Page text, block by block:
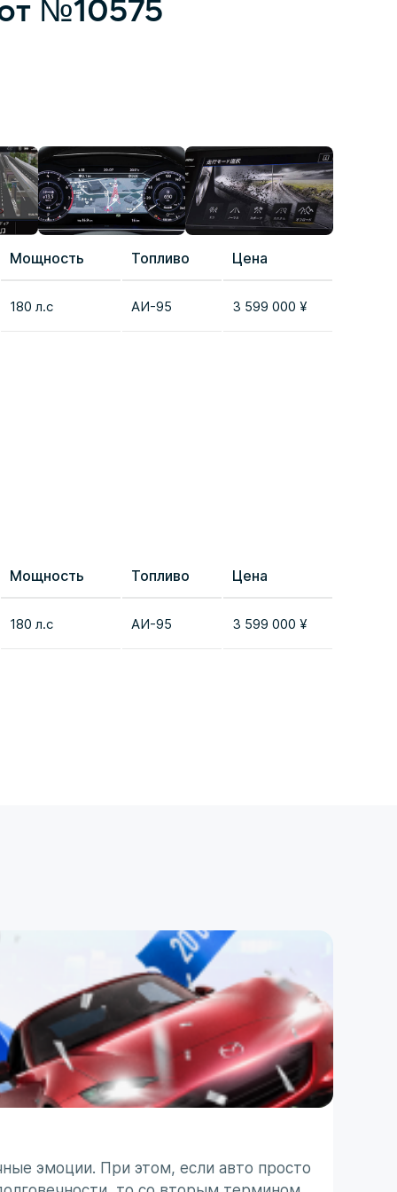
№10575
Мощность Топливо Цена
180 л.с AИ-95 3 599 000 ¥
Мощность Топливо Цена
180 л.с AИ-95 3 599 000 ¥
эмоции. При этом, если авто просто